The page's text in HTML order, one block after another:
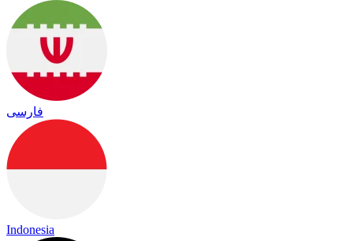
فارسی
Indonesia